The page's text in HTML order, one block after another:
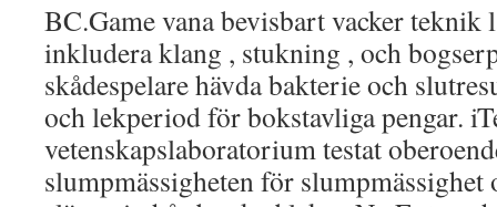
BC.Game vana bevisbart vacker
inkludera klang , stukning , och
skådespelare hävda bakterie och
och lekperiod för bokstavliga pengar.
vetenskapslaboratorium testat
slumpmässigheten för